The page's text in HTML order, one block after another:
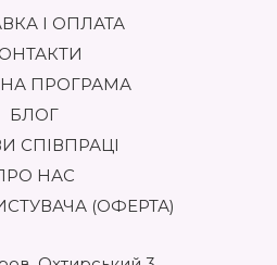
І ОПЛАТА
ПРОГРАМА
БЛОГ
СПІВПРАЦІ
НАС
(ОФЕРТА)